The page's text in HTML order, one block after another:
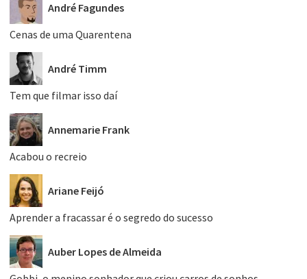
André Fagundes
Cenas de uma Quarentena
André Timm
Tem que filmar isso daí
Annemarie Frank
Acabou o recreio
Ariane Feijó
Aprender a fracassar é o segredo do sucesso
Auber Lopes de Almeida